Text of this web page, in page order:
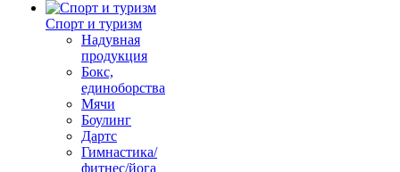
Спорт и туризм
Надувная
продукция
Бокс,
единоборства
Мячи
Боулинг
Дартс
Гимнастика/
фитнес/йога